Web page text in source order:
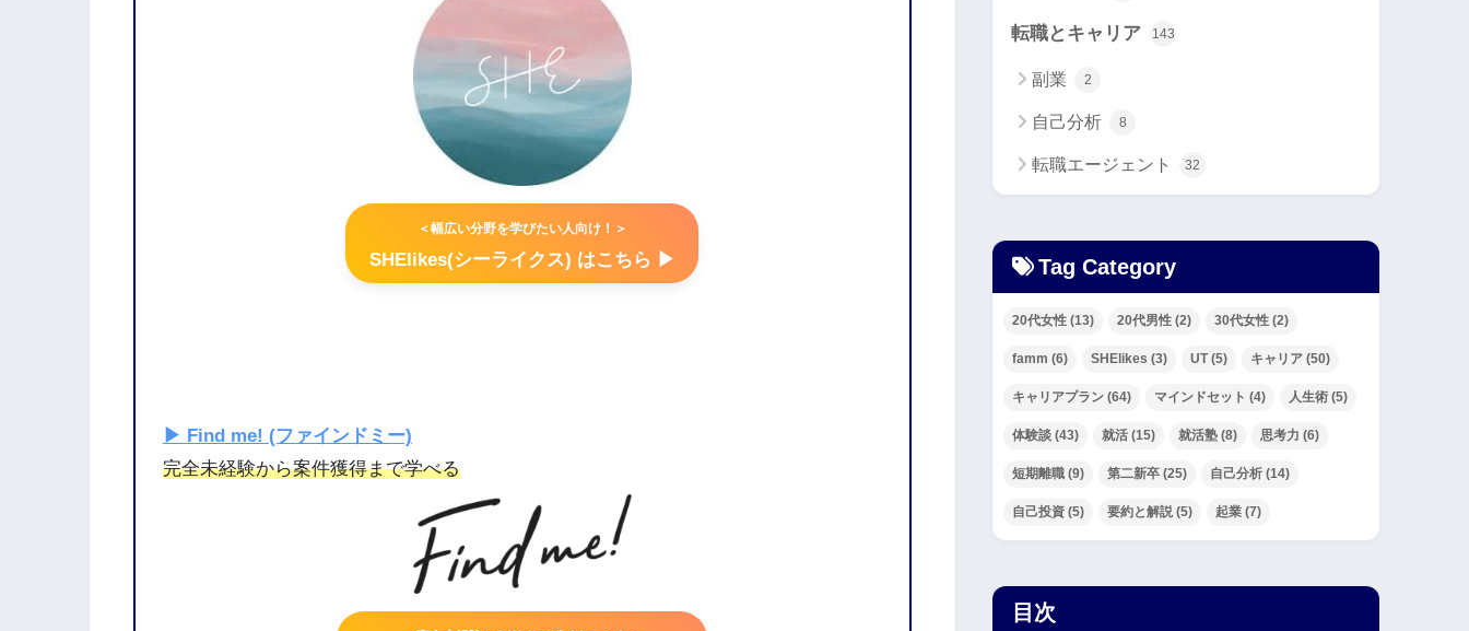
＜幅広い分野を学びたい人向け！＞
SHElikes(シーライクス) はこちら ▶︎
▶︎ Find me! (ファインドミー)
完全未経験から案件獲得まで学べる
転職とキャリア 143
副業 2
自己分析 8
転職エージェント 32
Tag Category
20代女性 (13) 20代男性 (2) 30代女性 (2)
famm (6) SHElikes (3) UT(5) キャリア (50)
キャリアプラン (64) マインドセット (4) 人生術 (5)
体験談 (43) 就活 (15) 就活塾 (8) 思考力 (6)
短期離職 (9) 第二新卒 (25) 自己分析 (14)
自己投資 (5) 要約と解説 (5) 起業 (7)
目次